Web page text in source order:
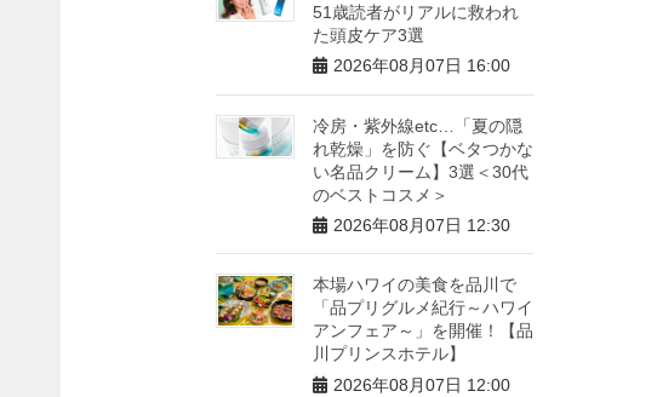
51歳読者がリアルに救われ
た頭皮ケア3選
2026年08月07日 16:00
冷房・紫外線etc…「夏の隠
れ乾燥」を防ぐ【ベタつかな
い名品クリーム】3選＜30代
のベストコスメ＞
2026年08月07日 12:30
本場ハワイの美食を品川で
「品プリグルメ紀行～ハワイ
アンフェア～」を開催！【品
川プリンスホテル】
2026年08月07日 12:00